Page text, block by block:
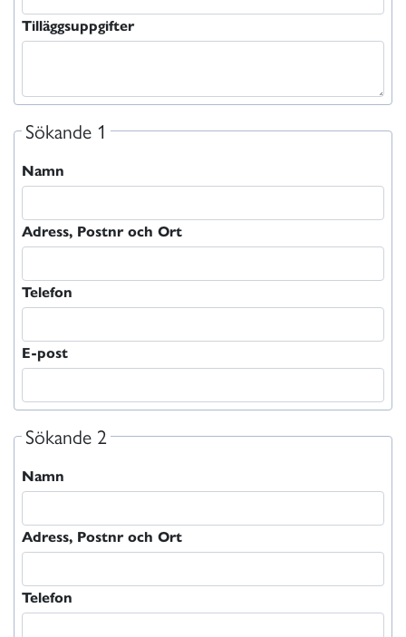
Tilläggsuppgifter
Sökande 1
Namn
Adress, Postnr och Ort
Telefon
E-post
Sökande 2
Namn
Adress, Postnr och Ort
Telefon